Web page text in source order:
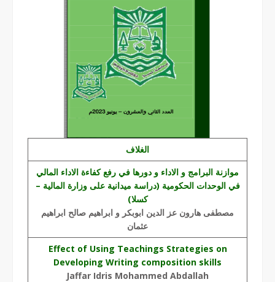
الغلاف
موازنة البرامج و الاداء و دورها في رفع كفاءة الاداء المالي
في الوحدات الحكومية (دراسة ميدانية على وزارة المالية –
كسلا)
مصطفى هارون عز الدين ابوبكر و ابراهيم صالح ابراهيم
عثمان
Effect of Using Teachings Strategies on
Developing Writing composition skills
Jaffar Idris Mohammed Abdallah